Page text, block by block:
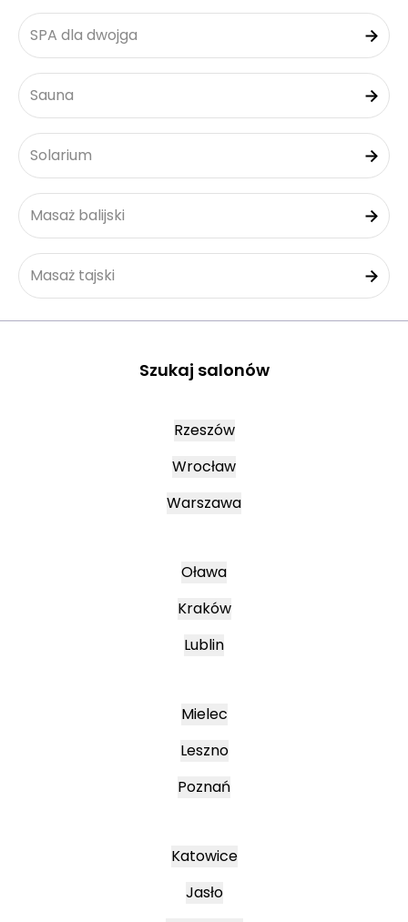
SPA dla dwojga
Sauna
Solarium
Masaż balijski
Masaż tajski
Szukaj salonów
Rzeszów
Wrocław
Warszawa
Oława
Kraków
Lublin
Mielec
Leszno
Poznań
Katowice
Jasło